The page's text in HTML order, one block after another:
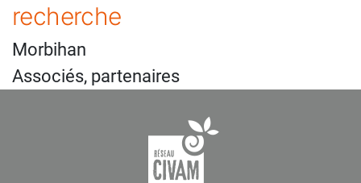
recherche
Morbihan
Associés, partenaires